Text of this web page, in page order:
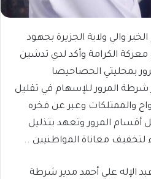
والي ولاية الجزيرة بجهود
الكرامة وأكد لدي تدشين
بمحليتي الحصاحيصا
شرطة المرور للإسهام في تقليل
والممتلكات وعبر عن فخره
أقسام المرور وتعهد بتذليل
لتخفيف معاناة المواطنيين ..
الإله علي أحمد مدير شرطة